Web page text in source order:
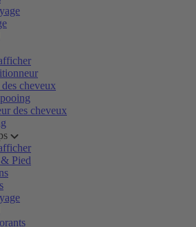
cheveux
des cheveux
Pied